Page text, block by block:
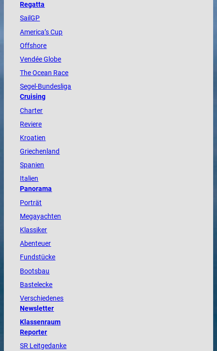
Regatta
SailGP
America’s Cup
Offshore
VendéeGlobe
TheOcean Race
Segel-Bundesliga
Cruising
Charter
Reviere
Kroatien
Griechenland
Spanien
Italien
Panorama
Porträt
Megayachten
Klassiker
Abenteuer
Fundstücke
Bootsbau
Bastelecke
Verschiedenes
Newsletter
Klassenraum
Reporter
SR Leitgedanke